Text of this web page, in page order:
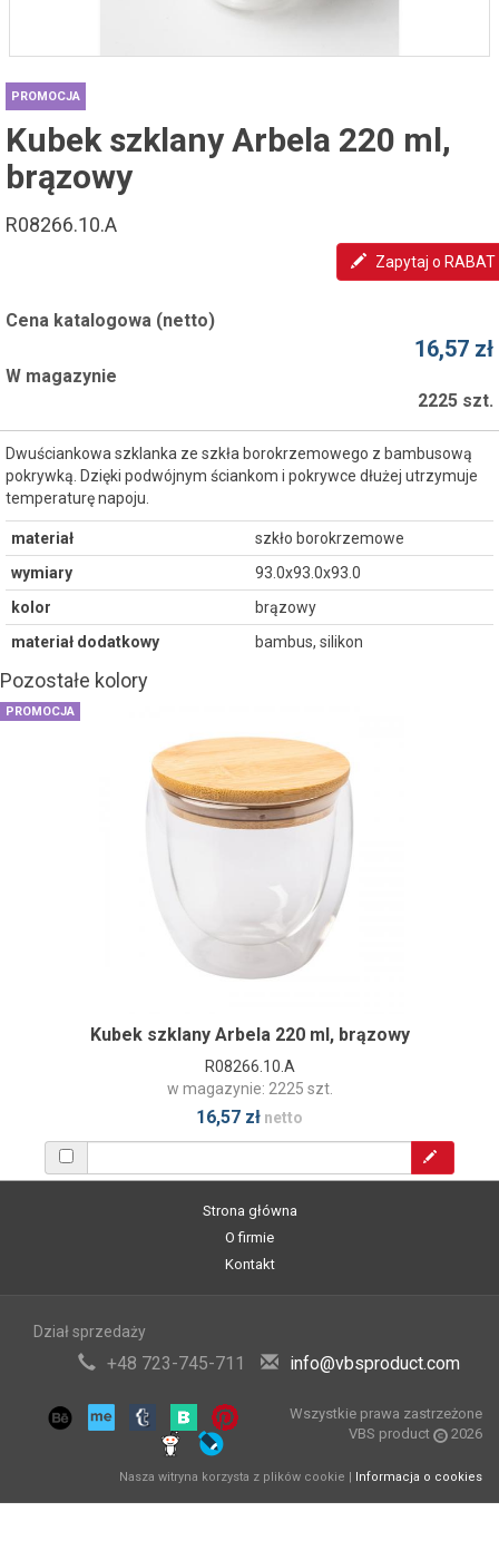
PROMOCJA
Kubek szklany Arbela 220 ml,
brązowy
R08266.10.A
Zapytaj o RABAT
Cena katalogowa (netto)
16,57 zł
W magazynie
2225 szt.
Dwuściankowa szklanka ze szkła borokrzemowego z bambusową
pokrywką. Dzięki podwójnym ściankom i pokrywce dłużej utrzymuje
temperaturę napoju.
materiał
szkło borokrzemowe
wymiary
93.0x93.0x93.0
kolor
brązowy
materiał dodatkowy
bambus, silikon
Pozostałe kolory
PROMOCJA
Kubek szklany Arbela 220 ml, brązowy
R08266.10.A
w magazynie: 2225 szt.
16,57 zł netto
Strona główna
O firmie
Kontakt
Dział sprzedaży
+48 723-745-711 info@vbsproduct.com
Wszystkie prawa zastrzeżone
VBS product
2026
Nasza witryna korzysta z plików cookie | Informacja o cookies